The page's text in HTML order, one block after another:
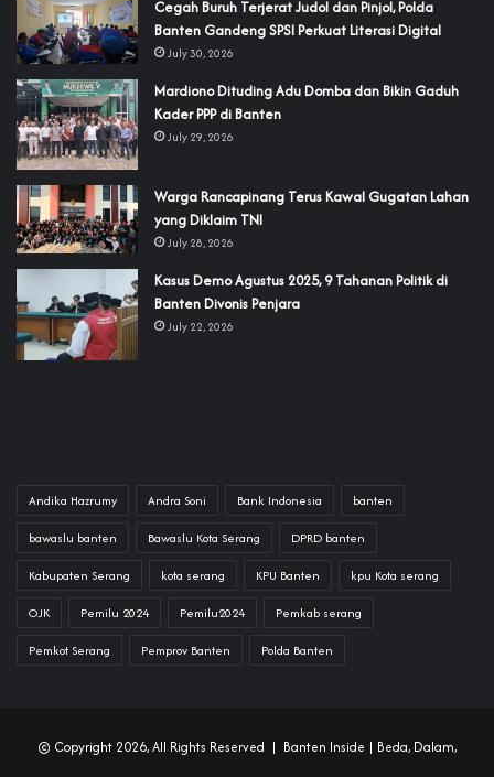
Cegah Buruh Terjerat Judol dan Pinjol, Polda
Banten Gandeng SPSI Perkuat Literasi Digital
July 30, 2026
‎Mardiono Dituding Adu Domba dan Bikin Gaduh
Kader PPP di Banten
July 29, 2026
‎Warga Rancapinang Terus Kawal Gugatan Lahan
yang Diklaim TNI‎‎
July 28, 2026
‎Kasus Demo Agustus 2025, 9 Tahanan Politik di
Banten Divonis Penjara
July 22, 2026
Andika Hazrumy Andra Soni Bank Indonesia banten
bawaslu banten Bawaslu Kota Serang DPRD banten
Kabupaten Serang kota serang KPU Banten kpu Kota serang
OJK Pemilu 2024 Pemilu2024 Pemkab serang
Pemkot Serang Pemprov Banten Polda Banten
© Copyright 2026, All Rights Reserved | Banten Inside | Beda, Dalam,